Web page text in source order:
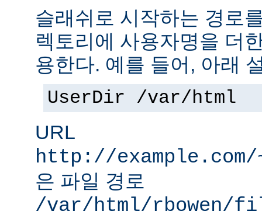
슬래쉬로 시작하는 경로
렉토리에 사용자명을 더
용한다. 예를 들어, 아래
UserDir /var/html
URL
http://
은 파일 경로
/var/html/rbowen/